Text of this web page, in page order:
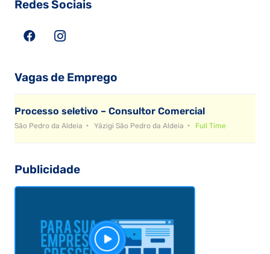
Redes Sociais
Vagas de Emprego
Processo seletivo – Consultor Comercial
São Pedro da Aldeia Yázigi São Pedro da Aldeia Full Time
Publicidade